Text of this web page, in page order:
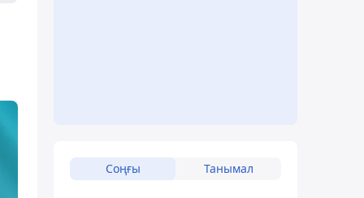
Соңғы Танымал